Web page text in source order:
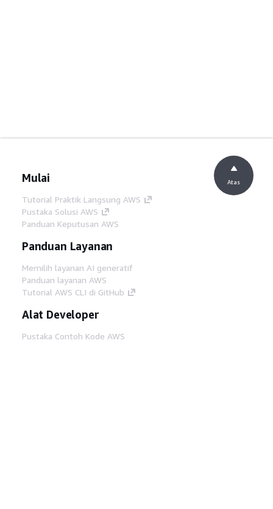
Mulai
Tutorial Praktik Langsung AWS
Pustaka Solusi AWS
Panduan Keputusan AWS
Panduan Layanan
Memilih layanan AI generatif
Panduan layanan AWS
Tutorial AWS CLI di GitHub
Alat Developer
Pustaka Contoh Kode AWS
Atas